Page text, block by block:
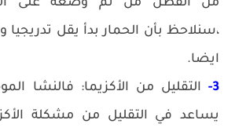
من القطن من ثم وضعه على
،سنلاحظ بأن الحمار بدأ يقل
ايضا.
3-
التقليل من الأكزيما: فالنشا
يساعد في التقليل من مشكلة